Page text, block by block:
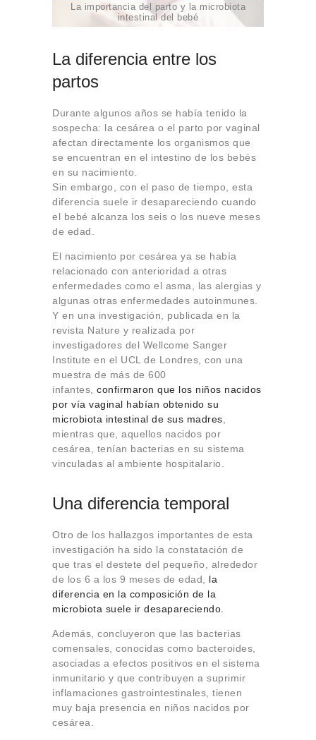
La importancia del parto y la microbiota
intestinal del bebé
La diferencia entre los
partos
Durante algunos años se había tenido la
sospecha: la cesárea o el parto por vaginal
afectan directamente los organismos que
se encuentran en el intestino de los bebés
en su nacimiento.
Sin embargo, con el paso de tiempo, esta
diferencia suele ir desapareciendo cuando
el bebé alcanza los seis o los nueve meses
de edad.
El nacimiento por cesárea ya se había
relacionado con anterioridad a otras
enfermedades como el asma, las alergias y
algunas otras enfermedades autoinmunes.
Y en una investigación, publicada en la
revista Nature y realizada por
investigadores del Wellcome Sanger
Institute en el UCL de Londres, con una
muestra de más de 600
infantes, confirmaron que los niños nacidos
por vía vaginal habían obtenido su
microbiota intestinal de sus madres
mientras que, aquellos nacidos por
cesárea, tenían bacterias en su sistema
vinculadas al ambiente hospitalario.
Una diferencia temporal
Otro de los hallazgos importantes de esta
investigación ha sido la constatación de
que tras el destete del pequeño, alrededor
de los 6 a los 9 meses de edad, la
diferencia en la composición de la
microbiota suele ir desapareciendo.
Además, concluyeron que las bacterias
comensales, conocidas como bacteroides,
asociadas a efectos positivos en el sistema
inmunitario y que contribuyen a suprimir
inflamaciones gastrointestinales, tienen
muy baja presencia en niños nacidos por
cesárea.